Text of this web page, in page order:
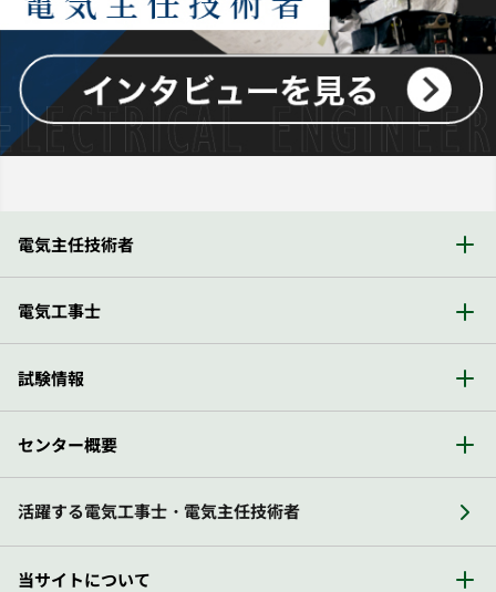
電気主任技術者
電気工事士
試験情報
センター概要
活躍する電気工事士・電気主任技術者
当サイトについて